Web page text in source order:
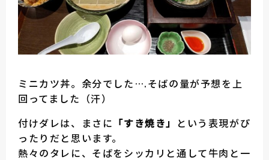
ミニカツ丼。余分でした….そばの量が予想を上
回ってました（汗）
付けダレは、まさに 「すき焼き」 という表現がぴ
ったりだと思います。
熱々のタレに、そばをシッカリと通して牛肉と一